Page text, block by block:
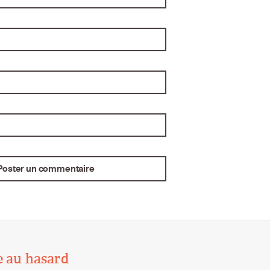
au hasard